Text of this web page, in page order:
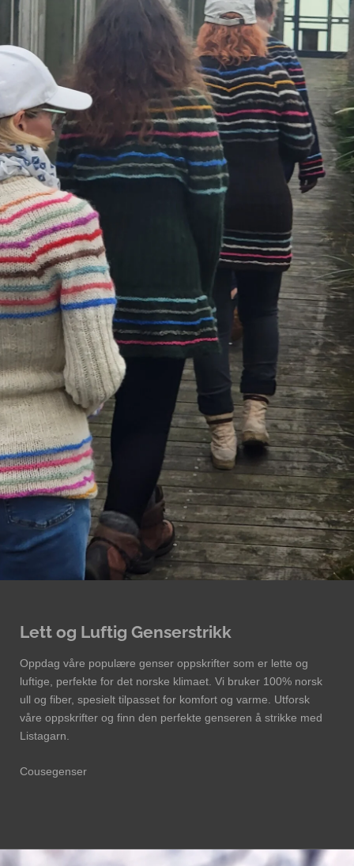
Lett og Luftig Genserstrikk
Oppdag våre populære genser oppskrifter som er lette og
luftige, perfekte for det norske klimaet. Vi bruker 100% norsk
ull og fiber, spesielt tilpasset for komfort og varme. Utforsk
våre oppskrifter og finn den perfekte genseren å strikke med
Listagarn.
Cousegenser